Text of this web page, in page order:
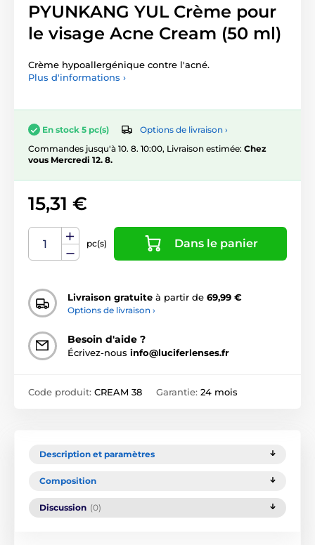
PYUNKANG YUL Crème pour
le visage Acne Cream (50 ml)
Crème hypoallergénique contre l'acné.
Plus d'informations ›
En stock 5 pc(s)
Options de livraison ›
Commandes jusqu'à 10. 8. 10:00, Livraison estimée: Chez
vous Mercredi 12. 8.
15,31 €
pc(s) Dans le panier
Livraison gratuite à partir de 69,99 €
Options de livraison ›
Besoin d'aide ?
Écrivez-nous info@luciferlenses.fr
Code produit: CREAM 38 Garantie: 24 mois
Description et paramètres
Composition
Discussion (0)